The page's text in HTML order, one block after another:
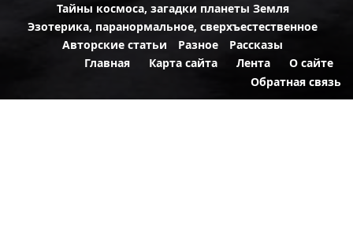
Тайны космоса, загадки планеты Земля
Эзотерика, паранормальное, сверхъестественное
Авторские статьи
Разное
Рассказы
Главная
Карта сайта Лента
О сайте
Обратная связь